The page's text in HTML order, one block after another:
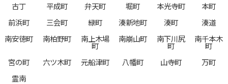
古丁
平成町 弁天町 堀町 本光寺町
本町
前浜町
三会町 緑町 湊新地町 湊町
湊道
南安徳町
南柏野町 南上木場
町
南崩山町 南下川尻
町
南千本木
町
宮の町
六ツ木町 元船津町 八幡町 山寺町
万町
霊南